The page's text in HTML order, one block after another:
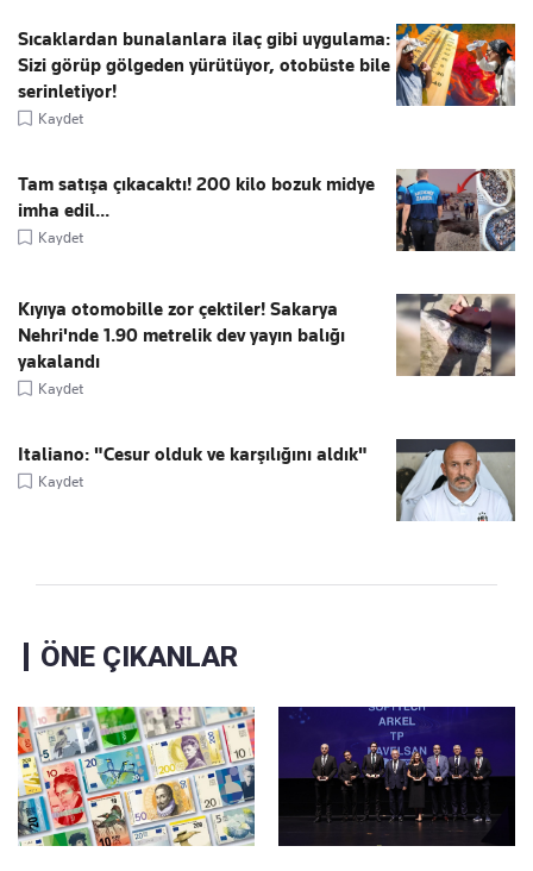
Sıcaklardan bunalanlara ilaç gibi uygulama:
Sizi görüp gölgeden yürütüyor, otobüste bile
serinletiyor!
Kaydet
Tam satışa çıkacaktı! 200 kilo bozuk midye
imha edil...
Kaydet
Kıyıya otomobille zor çektiler! Sakarya
Nehri'nde 1.90 metrelik dev yayın balığı
yakalandı
Kaydet
Italiano: "Cesur olduk ve karşılığını aldık"
Kaydet
ÖNE ÇIKANLAR